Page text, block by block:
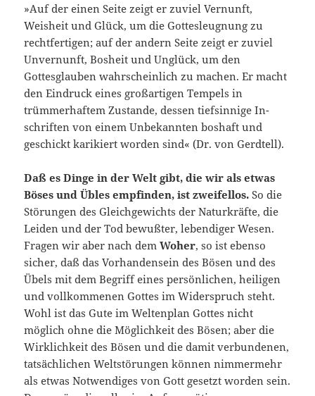
»Auf der einen Seite zeigt er zuviel Vernunft,
Weisheit und Glück, um die Gottesleugnung zu
rechtfertigen; auf der andern Seite zeigt er zuviel
Unvernunft, Bosheit und Unglück, um den
Gottesglau­ben wahrscheinlich zu machen. Er macht
den Eindruck eines großar­tigen Tempels in
trümmerhaftem Zustande, dessen tiefsinnige In­
schriften von einem Unbekannten boshaft und
geschickt karikiert worden sind« (Dr. von Gerdtell).
Daß es Dinge in der Welt gibt, die wir als etwas
Böses und Übles empfinden, ist zweifellos. So die
Störungen des Gleichgewichts der Naturkräfte, die
Leiden und der Tod bewußter, lebendiger Wesen.
Fragen wir aber nach demWoher, so ist ebenso
sicher, daß das Vor­handensein des Bösen und des
Übels mit dem Begriff eines persön­lichen, heiligen
und vollkommenen Gottes im Widerspruch steht.
Wohl ist das Gute im Weltenplan Gottes nicht
möglich ohne die Mög­lichkeit des Bösen; aber die
Wirklichkeit des Bösen und die damit verbundenen,
tatsächlichen Weltstörungen können nimmermehr
als etwas Notwendiges von Gott gesetzt worden sein.